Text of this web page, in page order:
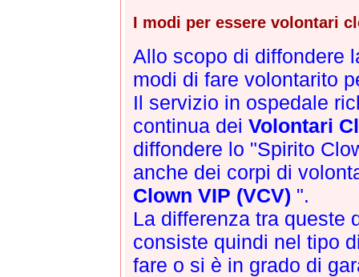
I modi per essere volontari
Allo scopo di diffondere
modi di fare volontarito
Il servizio in ospedale
continua dei Volontari
diffondere lo "Spirito
anche dei corpi di
Clown VIP (VCV) ".
La differenza tra queste
consiste quindi nel tipo
fare o si è in grado di